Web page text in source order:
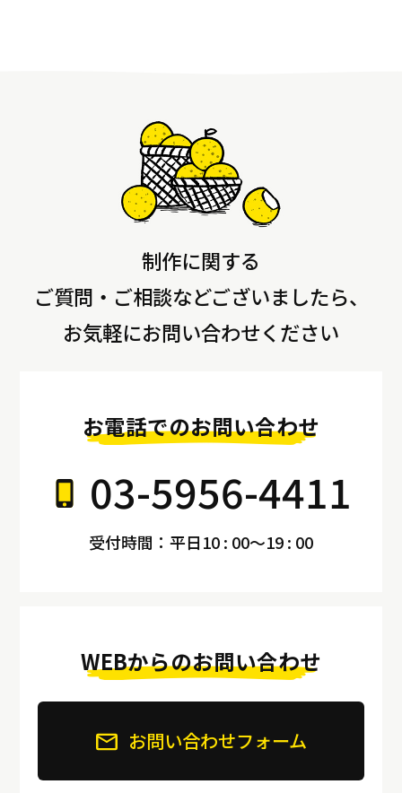
制作に関する
ご質問・ご相談などございましたら、
お気軽にお問い合わせください
お電話でのお問い合わせ
03-5956-4411
受付時間：平日10 : 00～19 : 00
WEBからのお問い合わせ
お問い合わせフォーム